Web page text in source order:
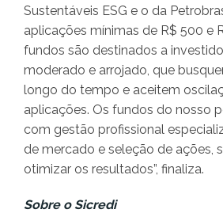
Sustentáveis ESG e o da
aplicações mínimas de R$ 500 e
fundos são destinados a
moderado e arrojado, que
longo do tempo e aceitem
aplicações. Os fundos do nosso
com gestão profissional
de mercado e seleção de ações,
otimizar os resultados”, finaliza.
Sobre o Sicredi